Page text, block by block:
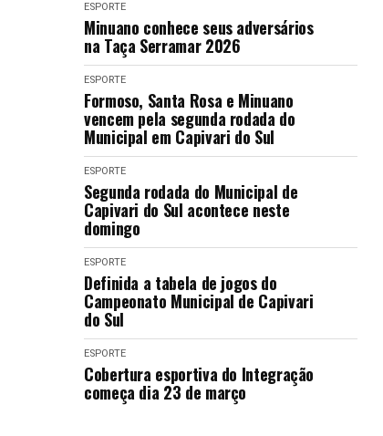
ESPORTE
Minuano conhece seus adversários
na Taça Serramar 2026
ESPORTE
Formoso, Santa Rosa e Minuano
vencem pela segunda rodada do
Municipal em Capivari do Sul
ESPORTE
Segunda rodada do Municipal de
Capivari do Sul acontece neste
domingo
ESPORTE
Definida a tabela de jogos do
Campeonato Municipal de Capivari
do Sul
ESPORTE
Cobertura esportiva do Integração
começa dia 23 de março